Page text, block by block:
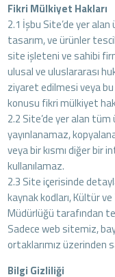
Fikri Mülkiyet Hakları
2.1 İşbu Site’de yer
tasarım, ve ürünler
site işleteni ve sahibi
ulusal ve uluslararası
ziyaret edilmesi veya
konusu fikri mülkiyet
2.2 Site’de yer alan
yayınlanamaz,
veya bir kısmı diğer
kullanılamaz.
2.3 Site içerisinde
kaynak kodları, Kültür ve
Müdürlüğü tarafından
Sadece web sitemiz,
ortaklarımız üzerinden
Bilgi Gizliliği